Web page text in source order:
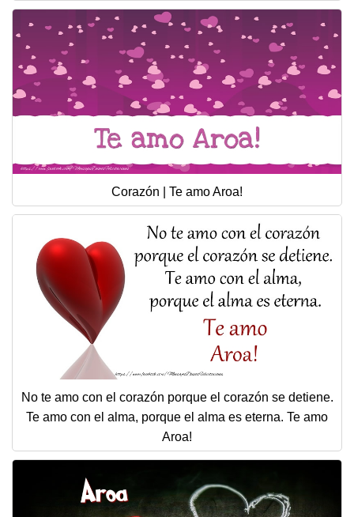
Corazón | Te amo Aroa!
No te amo con el corazón porque el corazón se detiene.
Te amo con el alma, porque el alma es eterna. Te amo
Aroa!